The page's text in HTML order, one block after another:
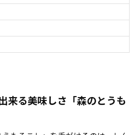
来る美味しさ「森のとうも